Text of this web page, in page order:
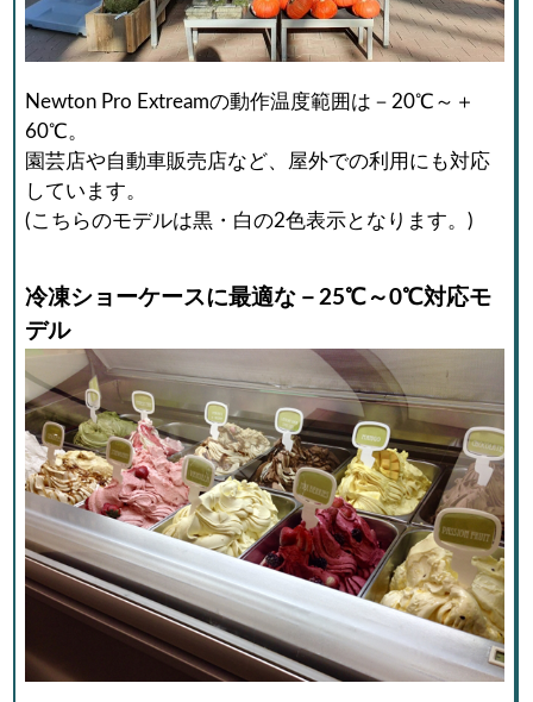
Newton Pro Extreamの動作温度範囲は－20℃～＋
60℃。
園芸店や自動車販売店など、屋外での利用にも対応
しています。
(こちらのモデルは黒・白の2色表示となります。)
冷凍ショーケースに最適な－25℃～0℃対応モ
デル